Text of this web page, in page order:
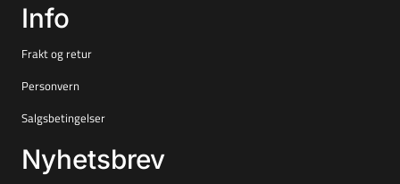
Info
Frakt og retur
Personvern
Salgsbetingelser
Nyhetsbrev